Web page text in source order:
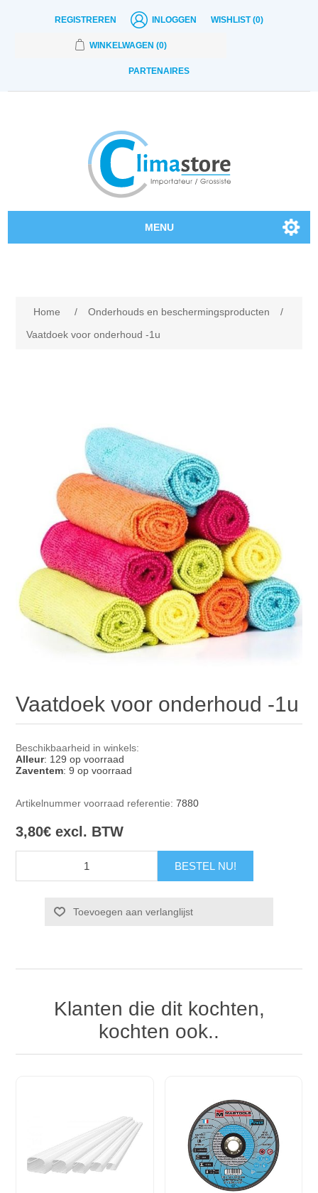
REGISTREREN INLOGGEN WISHLIST (0)
WINKELWAGEN (0)
PARTENAIRES
MENU
Home / Onderhouds en beschermingsproducten
/
Vaatdoek voor onderhoud -1u
Vaatdoek voor onderhoud -1u
Beschikbaarheid in winkels:
Alleur: 129 op voorraad
Zaventem: 9 op voorraad
Artikelnummer voorraad referentie: 7880
3,80€ excl. BTW
Toevoegen aan verlanglijst
Klanten die dit kochten,
kochten ook..